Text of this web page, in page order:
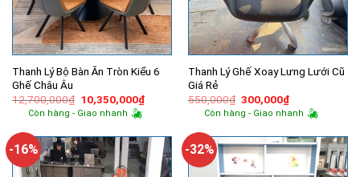
Thanh Lý Bộ Bàn Ăn Tròn Kiểu 6
Ghế Châu Âu
12,700,000₫ Giá
gốc
là:
10,350,000₫Giá
hiện
10,350,000₫.
Còn hàng - Giao nhanh
Thanh Lý Ghế Xoay Lưng Lưới Cũ
Giá Rẻ
550,000₫ Giá
gốc
là:
300,000₫Giá
hiện
tại
300,000₫.
Còn hàng - Giao nhanh
-16% -32%